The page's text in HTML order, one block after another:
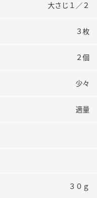
大さじ１／２
３枚
２個
少々
適量
３０ｇ